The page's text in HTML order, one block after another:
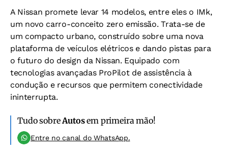
A Nissan promete levar 14 modelos, entre eles o IMk,
um novo carro-conceito zero emissão. Trata-se de
um compacto urbano, construído sobre uma nova
plataforma de veículos elétricos e dando pistas para
o futuro do design da Nissan. Equipado com
tecnologias avançadas ProPilot de assistência à
condução e recursos que permitem conectividade
ininterrupta.
Tudo sobreAutosem primeira mão!
Entre no canal do WhatsApp.